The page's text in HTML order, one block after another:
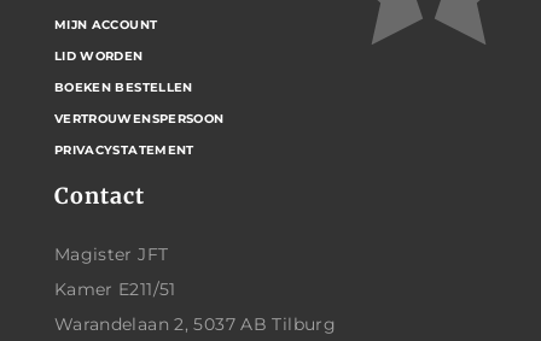
Contact
Magister JFT
Kamer E211/51
Warandelaan 2, 5037 AB Tilburg
MIJN ACCOUNT
LID WORDEN
BOEKEN BESTELLEN
VERTROUWENSPERSOON
PRIVACYSTATEMENT